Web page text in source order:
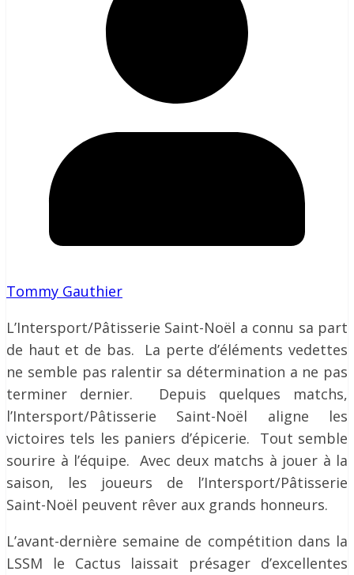
Tommy Gauthier
L’Intersport/Pâtisserie Saint-Noël a connu sa part
de haut et de bas. La perte d’éléments vedettes
ne semble pas ralentir sa détermination a ne pas
terminer dernier. Depuis quelques matchs,
l’Intersport/Pâtisserie Saint-Noël aligne les
victoires tels les paniers d’épicerie. Tout semble
sourire à l’équipe. Avec deux matchs à jouer à la
saison, les joueurs de l’Intersport/Pâtisserie
Saint-Noël peuvent rêver aux grands honneurs.
L’avant-dernière semaine de compétition dans la
LSSM le Cactus laissait présager d’excellentes